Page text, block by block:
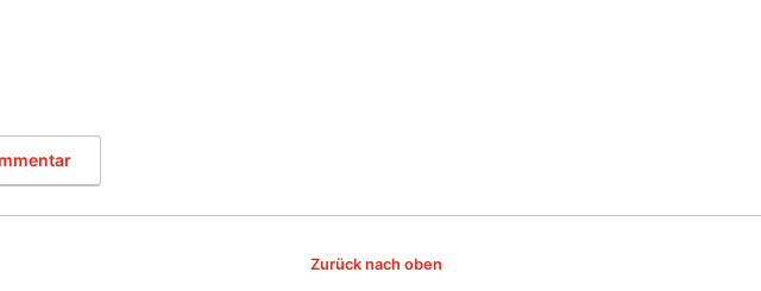
Zurück nach oben